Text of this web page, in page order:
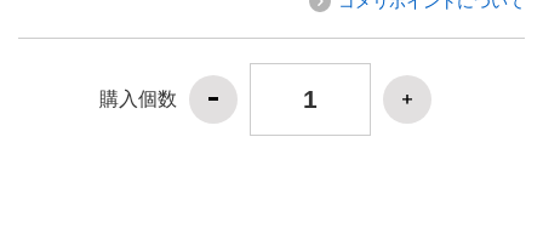
購入個数